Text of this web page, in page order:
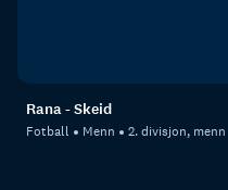
Rana - Skeid
Fotball Menn 2. divisjon, menn